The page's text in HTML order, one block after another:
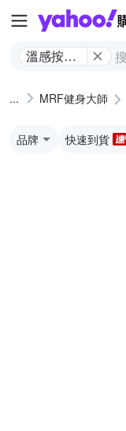
溫感按摩
MRF健身大師
品牌 快速到貨